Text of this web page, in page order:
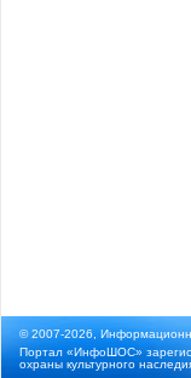
© 2007-2026,
Портал «ИнфоШОС»
охраны культурного